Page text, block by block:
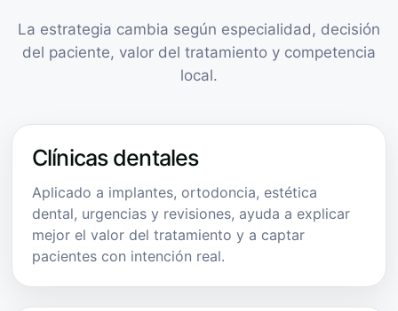
La estrategia cambia según especialidad, decisión
del paciente, valor del tratamiento y competencia
local.
Clínicas dentales
Aplicado a implantes, ortodoncia, estética
dental, urgencias y revisiones, ayuda a explicar
mejor el valor del tratamiento y a captar
pacientes con intención real.